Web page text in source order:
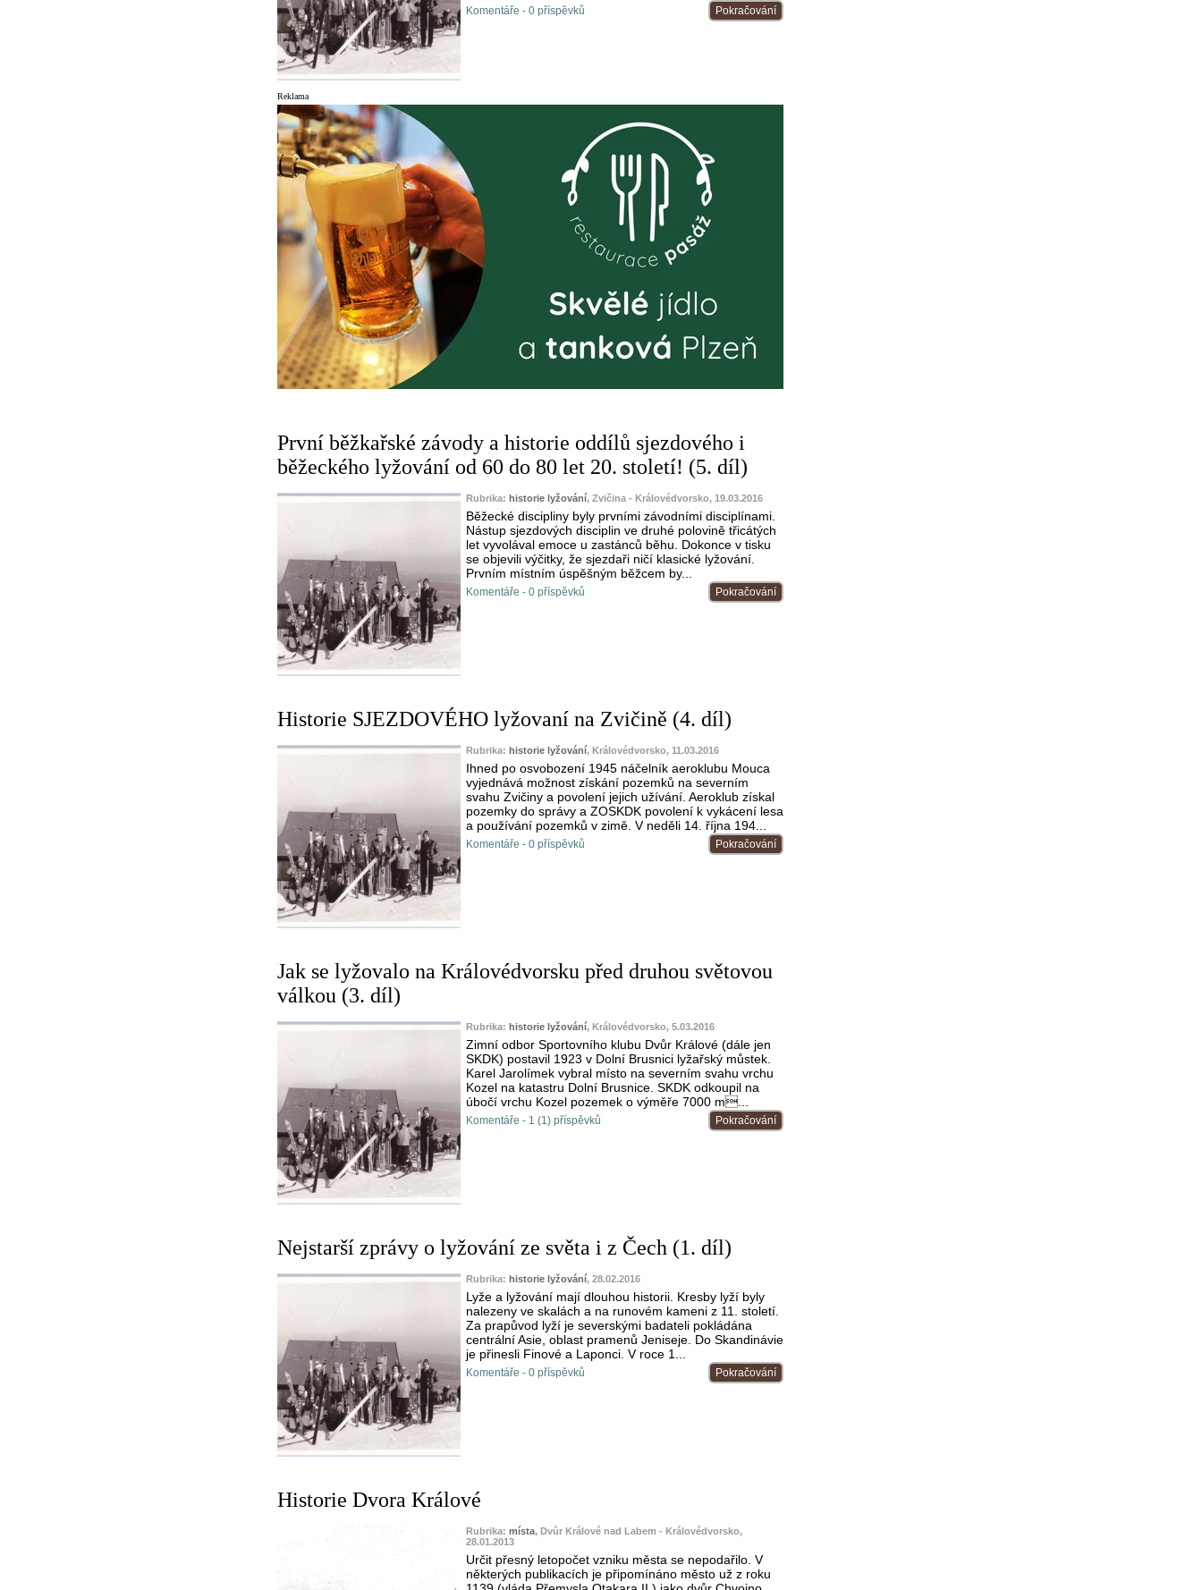
Pokračování
Komentáře - 0 příspěvků
Reklama
První běžkařské závody a historie oddílů sjezdového i
běžeckého lyžování od 60 do 80 let 20. století! (5. díl)
Rubrika: historie lyžování, Zvičina - Královédvorsko, 19.03.2016
Běžecké discipliny byly prvními závodními disciplínami.
Nástup sjezdových disciplin ve druhé polovině třicátých
let vyvolával emoce u zastánců běhu. Dokonce v tisku
se objevili výčitky, že sjezdaři ničí klasické lyžování.
Prvním místním úspěšným běžcem by...
Pokračování
Komentáře - 0 příspěvků
Historie SJEZDOVÉHO lyžovaní na Zvičině (4. díl)
Rubrika: historie lyžování, Královédvorsko, 11.03.2016
Ihned po osvobození 1945 náčelník aeroklubu Mouca
vyjednává možnost získání pozemků na severním
svahu Zvičiny a povolení jejich užívání. Aeroklub získal
pozemky do správy a ZOSKDK povolení k vykácení lesa
a používání pozemků v zimě. V neděli 14. října 194...
Pokračování
Komentáře - 0 příspěvků
Jak se lyžovalo na Královédvorsku před druhou světovou
válkou (3. díl)
Rubrika: historie lyžování, Královédvorsko, 5.03.2016
Zimní odbor Sportovního klubu Dvůr Králové (dále jen
SKDK) postavil 1923 v Dolní Brusnici lyžařský můstek.
Karel Jarolímek vybral místo na severním svahu vrchu
Kozel na katastru Dolní Brusnice. SKDK odkoupil na
úbočí vrchu Kozel pozemek o výměře 7000 m...
Pokračování
Komentáře - 1 (1) příspěvků
Nejstarší zprávy o lyžování ze světa i z Čech (1. díl)
Rubrika: historie lyžování, 28.02.2016
Lyže a lyžování mají dlouhou historii. Kresby lyží byly
nalezeny ve skalách a na runovém kameni z 11. století.
Za prapůvod lyží je severskými badateli pokládána
centrální Asie, oblast pramenů Jeniseje. Do Skandinávie
je přinesli Finové a Laponci. V roce 1...
Pokračování
Komentáře - 0 příspěvků
Historie Dvora Králové
Rubrika: místa, Dvůr Králové nad Labem - Královédvorsko,
28.01.2013
Určit přesný letopočet vzniku města se nepodařilo. V
některých publikacích je připomínáno město už z roku